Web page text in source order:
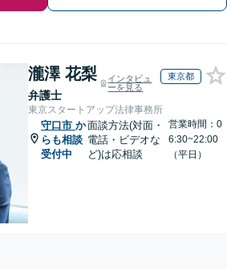
瀧澤 花梨
弁護士
インタビュ
ーを見る
東京都
東京スタートアップ法律事務所
守口市 か
らも相談
受付中
面談方法(対面・
電話・ビデオな
ど)は応相談
営業時間：0
6:30~22:00
（平日）